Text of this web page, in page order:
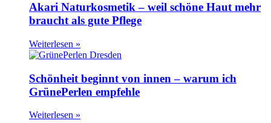
Akari Naturkosmetik – weil schöne Haut mehr
braucht als gute Pflege
Weiterlesen »
Schönheit beginnt von innen – warum ich
GrünePerlen empfehle
Weiterlesen »